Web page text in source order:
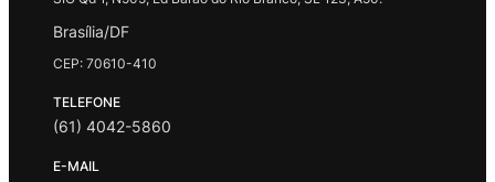
Brasília/DF
CEP: 70610-410
TELEFONE
(61) 4042-5860
E-MAIL